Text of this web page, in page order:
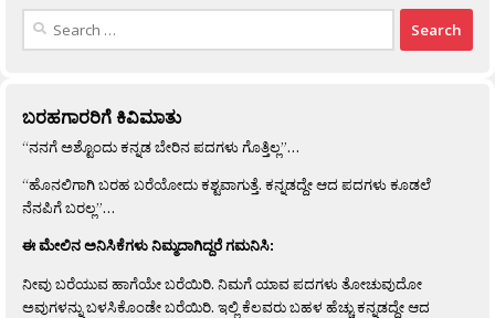
Search
ಬರಹಗಾರರಿಗೆ ಕಿವಿಮಾತು
“ನನಗೆ ಅಶ್ಟೊಂದು ಕನ್ನಡ ಬೇರಿನ ಪದಗಳು ಗೊತ್ತಿಲ್ಲ”…
“ಹೊನಲಿಗಾಗಿ ಬರಹ ಬರೆಯೋದು ಕಶ್ಟವಾಗುತ್ತೆ. ಕನ್ನಡದ್ದೇ ಆದ ಪದಗಳು ಕೂಡಲೆ
ನೆನಪಿಗೆ ಬರಲ್ಲ”…
ಈ ಮೇಲಿನ ಅನಿಸಿಕೆಗಳು ನಿಮ್ಮದಾಗಿದ್ದರೆ ಗಮನಿಸಿ:
ನೀವು ಬರೆಯುವ ಹಾಗೆಯೇ ಬರೆಯಿರಿ. ನಿಮಗೆ ಯಾವ ಪದಗಳು ತೋಚುವುದೋ
ಅವುಗಳನ್ನು ಬಳಸಿಕೊಂಡೇ ಬರೆಯಿರಿ. ಇಲ್ಲಿ ಕೆಲವರು ಬಹಳ ಹೆಚ್ಚು ಕನ್ನಡದ್ದೇ ಆದ